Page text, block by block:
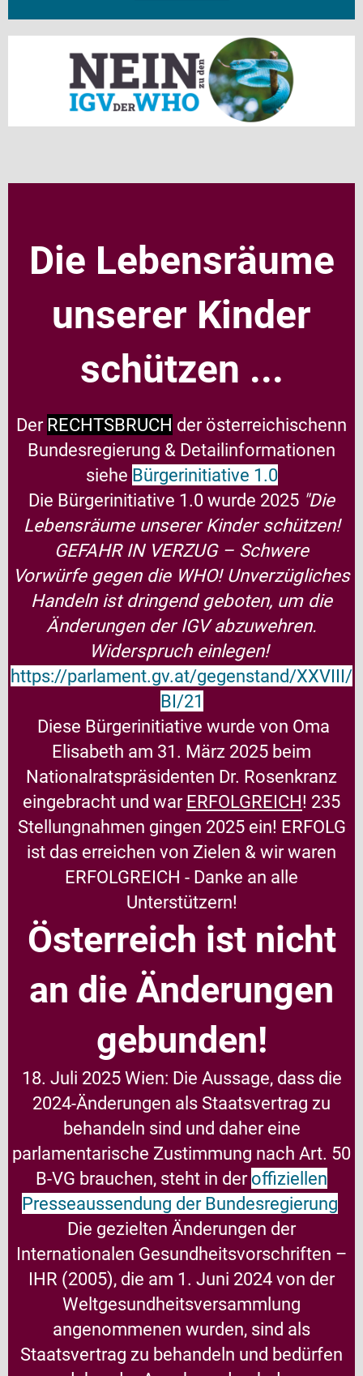
Die Lebensräume
unserer Kinder
schützen ...
DerRECHTSBRUCH der österreichischenn
Bundesregierung & Detailinformationen
siehe Bürgerinitiative 1.0
Die Bürgerinitiative 1.0 wurde 2025 "Die
Lebensräume unserer Kinder schützen!
GEFAHR IN VERZUG – Schwere
Vorwürfe gegen die WHO! Unverzügliches
Handeln ist dringend geboten, um die
Änderungen der IGV abzuwehren.
Widerspruch einlegen!
https://parlament.gv.at/gegenstand/XXVIII/
BI/21
Diese Bürgerinitiative wurde von Oma
Elisabeth am 31. März 2025 beim
Nationalratspräsidenten Dr. Rosenkranz
eingebracht und warERFOLGREICH! 235
Stellungnahmen gingen 2025 ein! ERFOLG
ist das erreichen von Zielen & wir waren
ERFOLGREICH - Danke an alle
Unterstützern!
Österreich ist nicht
an die Änderungen
gebunden!
18. Juli 2025 Wien: Die Aussage, dass die
2024-Änderungen als Staatsvertrag zu
behandeln sind und daher eine
parlamentarische Zustimmung nach Art. 50
B-VG brauchen, steht in deroffiziellen
Presseaussendung der Bundesregierung
Die gezielten Änderungen der
Internationalen Gesundheitsvorschriften –
IHR (2005), die am 1. Juni 2024 von der
Weltgesundheitsversammlung
angenommenen wurden, sind als
Staatsvertrag zu behandeln und bedürfen